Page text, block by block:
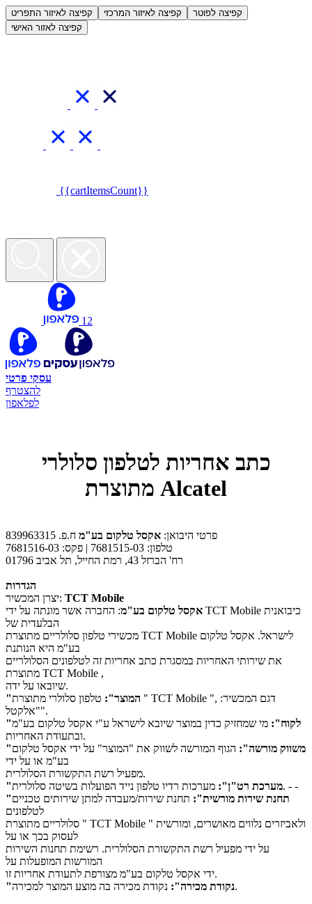
קפיצה לאיזור התפריט קפיצה לאיזור המרכזי
קפיצה לפוטר
קפיצה לאזור האישי
{{cartItemsCount}}
12
עסקי פרטי
להצטרף
לפלאפון
כתב אחריות לטלפון סלולרי
מתוצרת Alcatel
פרטי היבואן: אקסל טלקום בע"מ ח.פ. 839963315
טלפון: 7681515-03 | פקס: 7681516-03
רח' הברזל 43, רמת החייל, תל אביב 01796
הגדרות
יצרן המכשיר: TCT Mobile
אקסל טלקום בע"מ: החברה אשר מונתה על ידי TCT Mobile כיבואנית
הבלעדית של
מכשירי טלפון סלולריים מתוצרת TCT Mobile לישראל. אקסל טלקום
בע"מ היא הנותנת
את שירותי האחריות במסגרת כתב אחריות זה לטלפונים הסלולריים
מתוצרת TCT Mobile ,
שיובאו על ידה.
"המוצר": טלפון סלולרי מתוצרת " TCT Mobile ", דגם המכשיר:
"אלקטל".
"לקוח": מי שמחזיק כדין במוצר שיובא לישראל ע"י אקסל טלקום בע"מ
ובתעודת האחריות.
"משווק מורשה": הגוף המורשה לשווק את "המוצר" על ידי אקסל טלקום
בע"מ או על ידי
מפעיל רשת התקשורת הסלולרית.
"מערכת רט"ן":מערכות רדיו טלפון נייד הפועלות בשיטה סלולרית. - -
"תחנת שירות מורשית": תחנת שירות/מעבדה למתן שירותים טכניים
לטלפונים
סלולריים מתוצרת " TCT Mobile " ולאביזרים נלווים מאושרים, ומורשית
לעסוק בכך או על
על ידי מפעיל רשת התקשורת הסלולרית. רשימת תחנות השירות
המורשות המופעלות על
ידי אקסל טלקום בע"מ מצורפת לתעודת אחריות זו.
"נקודת מכירה":נקודת מכירה בה מוצע המוצר למכירה.